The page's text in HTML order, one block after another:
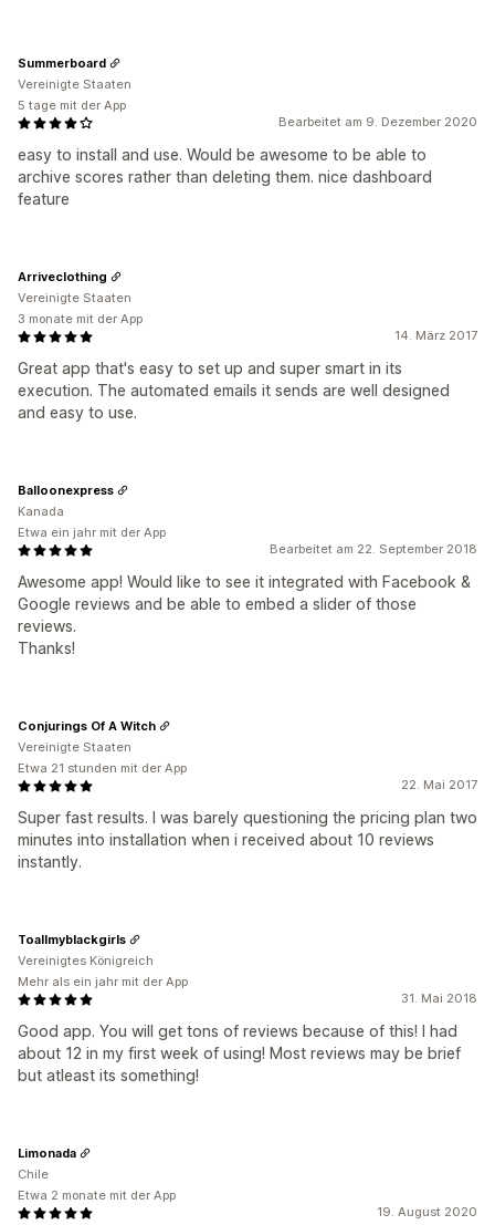
Bearbeitet am 9. Dezember 2020
easy to install and use. Would be awesome to be able to
archive scores rather than deleting them. nice dashboard
feature
Summerboard
Vereinigte Staaten
5 tage mit der App
14. März 2017
Great app that's easy to set up and super smart in its
execution. The automated emails it sends are well designed
and easy to use.
Arriveclothing
Vereinigte Staaten
3 monate mit der App
Bearbeitet am 22. September 2018
Awesome app! Would like to see it integrated with Facebook &
Google reviews and be able to embed a slider of those
reviews.
Thanks!
Balloonexpress
Kanada
Etwa ein jahr mit der App
22. Mai 2017
Super fast results. I was barely questioning the pricing plan two
minutes into installation when i received about 10 reviews
instantly.
Conjurings Of A Witch
Vereinigte Staaten
Etwa 21 stunden mit der App
31. Mai 2018
Good app. You will get tons of reviews because of this! I had
about 12 in my first week of using! Most reviews may be brief
but atleast its something!
Toallmyblackgirls
Vereinigtes Königreich
Mehr als ein jahr mit der App
19. August 2020
Limonada
Chile
Etwa 2 monate mit der App